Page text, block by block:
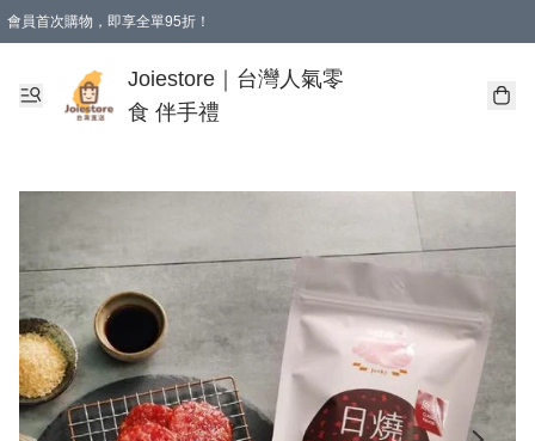
會員首次購物，即享全單95折！
購物滿 HKD 350.00即享免運費優惠！（適用於 本地送貨、本地取貨 )
Joiestore｜台灣人氣零
食 伴手禮